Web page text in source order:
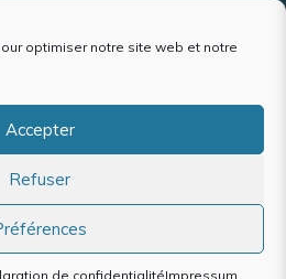
optimiser notre site web et notre
Accepter
Refuser
de confidentialitéImpressum
POPULATION
politique de confidentialité
: conformité partielle
Politique de cookies (UE)